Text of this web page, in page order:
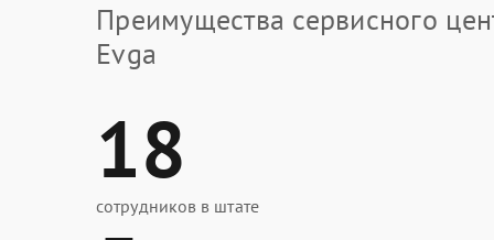
Преимущества сервисного
Evga
18
сотрудников в штате